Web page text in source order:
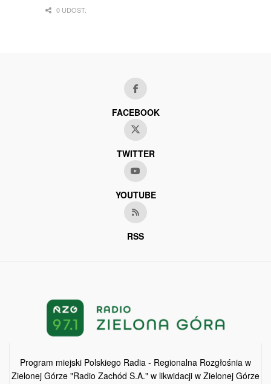
0 UDOST.
FACEBOOK
TWITTER
YOUTUBE
RSS
Program miejski Polskiego Radia - Regionalna Rozgłośnia w
Zielonej Górze "Radio Zachód S.A." w likwidacji w Zielonej Górze